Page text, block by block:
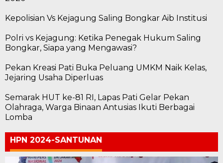
Kepolisian Vs Kejagung Saling Bongkar Aib Institusi
Polri vs Kejagung: Ketika Penegak Hukum Saling
Bongkar, Siapa yang Mengawasi?
Pekan Kreasi Pati Buka Peluang UMKM Naik Kelas,
Jejaring Usaha Diperluas
Semarak HUT ke-81 RI, Lapas Pati Gelar Pekan
Olahraga, Warga Binaan Antusias Ikuti Berbagai
Lomba
HPN 2024-SANTUNAN